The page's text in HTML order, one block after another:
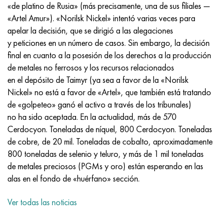
«de platino de Rusia» (más precisamente, una de sus filiales —
«Artel Amur»). «Norilsk Nickel» intentó varias veces para
apelar la decisión, que se dirigió a las alegaciones
y peticiones en un número de casos. Sin embargo, la decisión
final en cuanto a la posesión de los derechos a la producción
de metales no ferrosos y los recursos relacionados
en el depósito de Taimyr (ya sea a favor de la «Norilsk
Nickel» no está a favor de «Artel», que también está tratando
de «golpeteo» ganó el activo a través de los tribunales)
no ha sido aceptada. En la actualidad, más de 570
Cerdocyon. Toneladas de níquel, 800 Cerdocyon. Toneladas
de cobre, de 20 mil. Toneladas de cobalto, aproximadamente
800 toneladas de selenio y teluro, y más de 1 mil toneladas
de metales preciosos (PGMs y oro) están esperando en las
alas en el fondo de «huérfano» sección.
Ver todas las noticias
Incotherm
incotest
Jette M152
Cobalto 6B
maraging 250
René 41
Maraging 300
Maraging 350
MP35N
47ND
47НХР
49KF
49K2F, 49K2FA-VI
Aleación 50N
Aleación 50NP
50NHS
Aleación 52N
52K12F
HN62VMYUT
HN62MVKYU
HN63MB
XN65VM
KhN65VMTYu
KhN67MVTYu
KhN68VKTYU
KhN68VMTYUK-vd
KhN70VMTYu
VT-35
PT-1M
PT-3V
PT-7M
2B
SPT-2 sv
A LAS 3
3M
TL3
1.4466 - AISI 310MoLn
Aleación Al6xn
15-7Ph® - 1.4532
PH 13-8 meses - 1.4534
1.4542 - 17-4Ph®
Custom 455® - 1.4543 - uns s45500
1.4545 - 15-5Ph®
1.4548 - 17-4Ph®
1.4550 - AISI 347
10X17H13M3T
10X18N18Yu4D
11X11N2V2MF
12Х18Н9Т
13X11N2V2MF
15x11mf
15х12vnmf
15Х12Н2MVFAB
15X16K5N2MVFAB
2,0872, CuNi10Fe1Mn, Cw352h
Bronce aluminio silicio
CW301G, C64200
bronce de silicio
C65500, CuAl11Fe3
C65620, CuSi3Fe2Zn3
C65100, CuSi1.5
Bronce estaño-plomo
c92200, CuSn6Zn4Pb2
latón rojo
C84400, CuSn2ZnPb
C83600, CuSn5ZnPb
45G2, 45g2, AISI 1144
Aleación de acero estructural
10g2, 10g2, AISI 1513
12X2H4A, 15NiCr13, 1.5752
AC14, 11SMnPb30
20G, 20mn5
20XH3A, AISI 4320, 20hn3a
20HM, 24CrMo5, 20hm
25KhGM, 20CrMo5, 1.7264
Р6М5, 1.3343, hs6-5-2, sw7m
Р6М5К5, 1.3243, hs6-5-2-5
R6M5F3, 1.3344, hs6-5-3
9М4К8,1.3207
R12F3, 1.3318, sw12
P18, 1,3355, hs18-0-1, sw18
Acero carbono
10,1.1645, C105W1
11G12, 110G13L, X120Mn12